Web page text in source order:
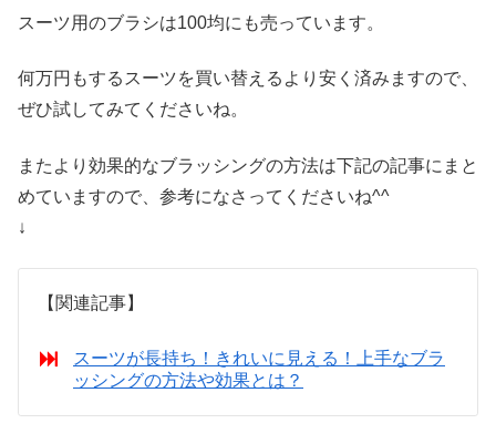
スーツ用のブラシは100均にも売っています。
何万円もするスーツを買い替えるより安く済みますので、
ぜひ試してみてくださいね。
またより効果的なブラッシングの方法は下記の記事にまと
めていますので、参考になさってくださいね^^
↓
【関連記事】
スーツが長持ち！きれいに見える！上手なブラ
ッシングの方法や効果とは？